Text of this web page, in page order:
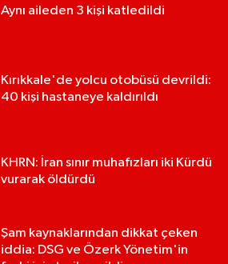
Aynı aileden 3 kişi katledildi
Kırıkkale'de yolcu otobüsü devrildi:
40 kişi hastaneye kaldırıldı
KHRN: İran sınır muhafızları iki Kürdü
vurarak öldürdü
Şam kaynaklarından dikkat çeken
iddia: DSG ve Özerk Yönetim'in